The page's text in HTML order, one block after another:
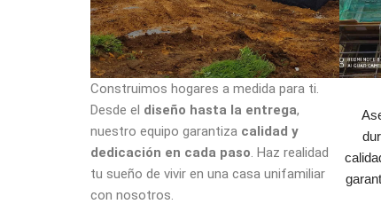
Construimos hogares a medida para ti.
Desde el diseño hasta la entrega,
nuestro equipo garantiza calidad y
dedicación en cada paso. Haz realidad
tu sueño de vivir en una casa unifamiliar
con nosotros.